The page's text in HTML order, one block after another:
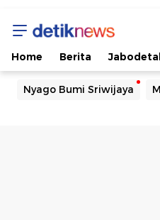
Home Berita
Nyago Bumi Sriwijaya